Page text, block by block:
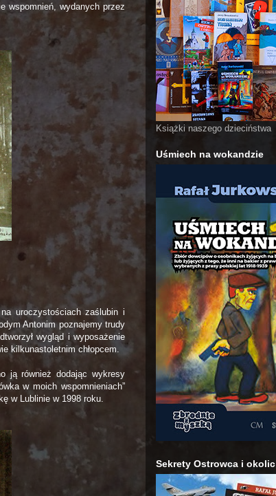
wspomnień, wydanych przez
uroczystościach zaślubin i
Antonim poznajemy trudy
wygląd i wyposażenie
kilkunastoletnim chłopcem.
ją również dodając wykresy
w moich wspomnieniach”
w Lublinie w 1998 roku.
Książki naszego dzieciństwa
Uśmiech na wokandzie
Sekrety Ostrowca i okolic